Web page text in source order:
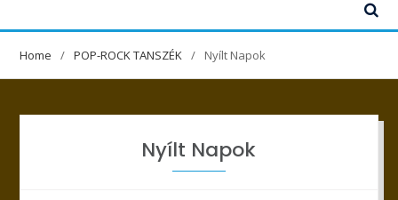
Home POP-ROCK TANSZÉK Nyílt Napok
Nyílt Napok